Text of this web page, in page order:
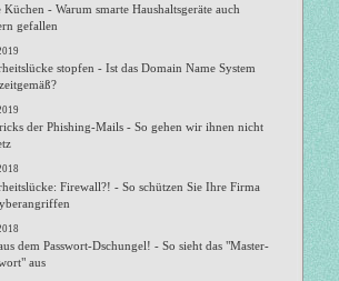
- Warum smarte Haushaltsgeräte auch
gefallen
stopfen - Ist das Domain Name System
der Phishing-Mails - So gehen wir ihnen nicht
Firewall?! - So schützen Sie Ihre Firma
dem Passwort-Dschungel! - So sieht das "Master-
aus